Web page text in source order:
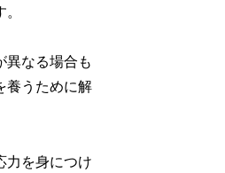
異なる場合も
養うために解
力を身につけ